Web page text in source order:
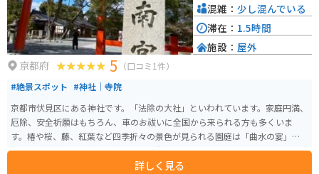
湯の花温泉 * るり渓 【その他】 * 住所：京都府亀岡市曽我部町北条大谷1-1 *
電話番号：0771-22-0690 * 駐車場：大型車12台、普通車70台 * 休館日：年中
無休
京都府 5 （口コミ1件）
#絶景スポット #神社｜寺院
京都市伏見区にある神社です。「法除の大社」といわれています。家庭円満、
厄除、安全祈願はもちろん、車のお祓いに全国から来られる方も多くいま
す。椿や桜、藤、紅葉など四季折々の景色が見られる園庭は「曲水の宴」が
行われる神苑です。中でも枝垂れ梅が有名です。
詳しく見る
混雑： 少し混んでいる
滞在： 1.5時間
施設： 屋外